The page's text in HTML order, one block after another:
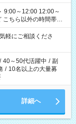
軽にご相談くださ
/ 40～50代活躍中 / 副
/ 10名以上の大量募
詳細へ